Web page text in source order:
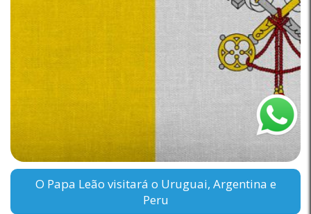
O Papa Leão visitará o Uruguai, Argentina e
Peru